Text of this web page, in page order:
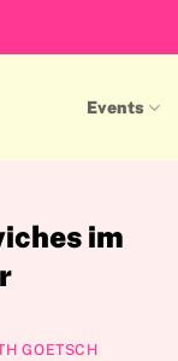
Events
im
GOETSCH